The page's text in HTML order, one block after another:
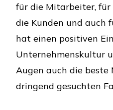
für die Mitarbeiter, für
die Kunden und auch
hat einen positiven
Unternehmenskultur
Augen auch die beste
dringend gesuchten